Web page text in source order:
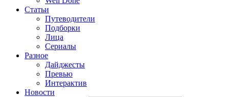
Статьи
Путеводители
Подборки
Лица
Сериалы
Разное
Дайджесты
Превью
Интерактив
Новости